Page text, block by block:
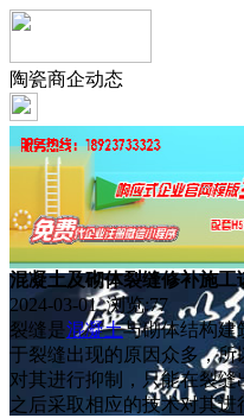
陶瓷商企动态
混凝土及砌体裂缝修补施工
2024-03-01 浏览:77
裂缝是混凝土与砌体结构建
于裂缝出现的原因众多，
对其进行抑制，只能在裂
之后采取相应的技术对其